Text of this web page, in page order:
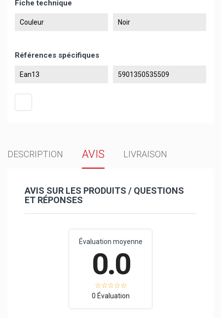
Fiche technique
Couleur Noir
Références spécifiques
Ean13 5901350535509
DESCRIPTION AVIS LIVRAISON
AVIS SUR LES PRODUITS / QUESTIONS
ET RÉPONSES
Évaluation moyenne
0.0
0 Évaluation